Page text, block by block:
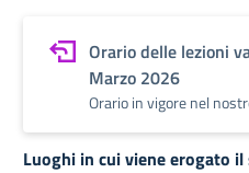
Orario delle lezioni
Marzo 2026
Orario in vigore nel
Luoghi in cui viene erogato il